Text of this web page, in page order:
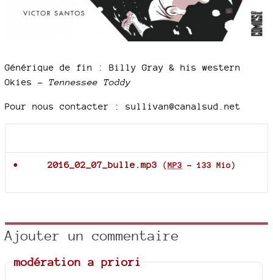
Générique de fin : Billy Gray & his western
Okies – Tennessee Toddy
Pour nous contacter : sullivan@canalsud.net
2016_02_07_bulle.mp3 (MP3 - 133 Mio)
Ajouter un commentaire
modération a priori